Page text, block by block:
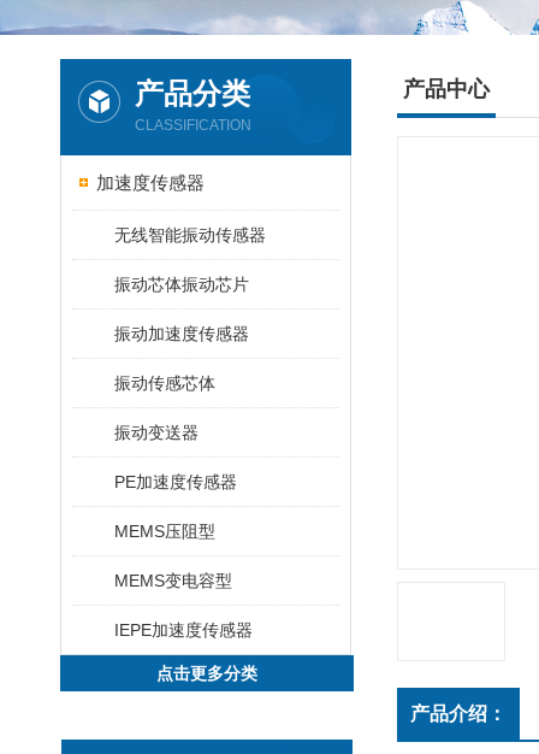
产品分类
CLASSIFICATION
加速度传感器
无线智能振动传感器
振动芯体振动芯片
振动加速度传感器
振动传感芯体
振动变送器
PE加速度传感器
MEMS压阻型
MEMS变电容型
IEPE加速度传感器
点击更多分类
产品中心
产品介绍：